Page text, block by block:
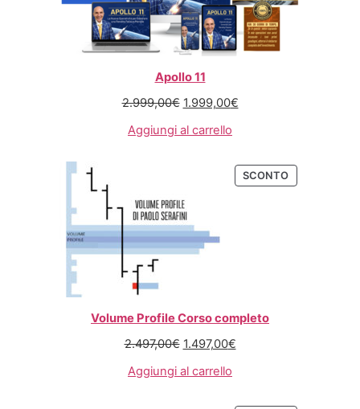
Apollo 11
2.999,00€ 1.999,00€
Aggiungi al carrello
SCONTO
Volume Profile Corso completo
2.497,00€ 1.497,00€
Aggiungi al carrello